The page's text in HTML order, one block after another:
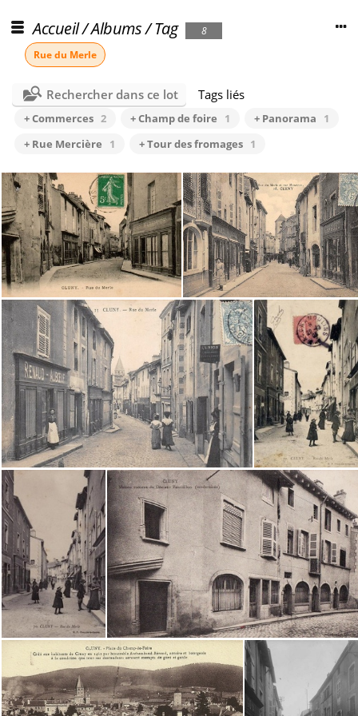
Accueil/Albums/Tag
8
Rue du Merle
Rechercher dans ce lot Tags liés
+ Commerces 2 + Champ de foire 1 + Panorama
1
+ Rue Mercière
1 + Tour des fromages 1